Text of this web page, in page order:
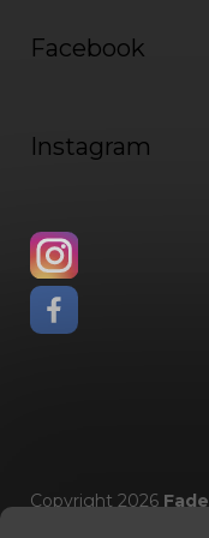
Facebook
Instagram
Copyright 2026